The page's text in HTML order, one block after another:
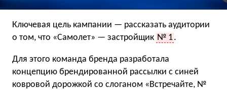
Ключевая цель кампании — рассказать аудитории
о том, что «Самолет» — застройщик № 1.
Для этого команда бренда разработала
концепцию брендированной рассылки с синей
ковровой дорожкой со слоганом «Встречайте, №